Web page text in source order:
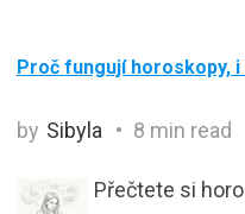
Proč fungují horoskopy,
by Sibyla 8 min read
Přečtete si